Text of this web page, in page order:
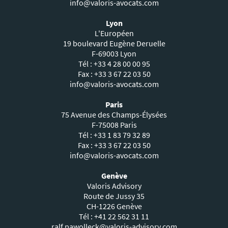
info@valoris-avocats.com
Lyon
L'Européen
19 boulevard Eugène Deruelle
F-69003 Lyon
Tél : +33 4 28 00 00 95
Fax : +33 3 67 22 03 50
info@valoris-avocats.com
Paris
75 Avenue des Champs-Élysées
F-75008 Paris
Tél : +33 1 83 79 32 89
Fax : +33 3 67 22 03 50
info@valoris-avocats.com
Genève
Valoris Advisory
Route de Jussy 35
CH-1226 Genève
Tél : +41 22 562 31 11